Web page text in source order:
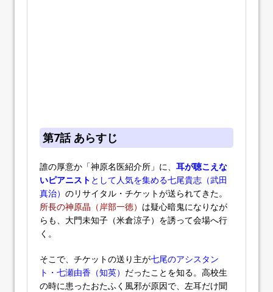
第7話 あらすじ
誰の厚意か「神原名医紹介所」に、 耳が聴こえな
いピアニスト として人気を集める七尾貴志（武田
真治） のリサイタル・チケットが送られてきた。
所長の神原晶（岸部一徳） は疑心暗鬼になりなが
らも、大門未知子（米倉涼子）を誘って会場へ行
く。
そこで、チケットの送り主が七尾のアシスタン
ト・七瀬由香（知英） だったことを知る。高校生
の時に患ったおたふく風邪が原因で、左耳だけ聞